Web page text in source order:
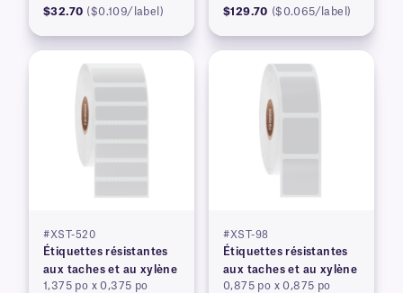
$32.70 ($0.109/label) $129.70 ($0.065/label)
#XST-520
Étiquettes résistantes
aux taches et au xylène
1,375 po x 0,375 po
#XST-98
Étiquettes résistantes
aux taches et au xylène
0,875 po x 0,875 po